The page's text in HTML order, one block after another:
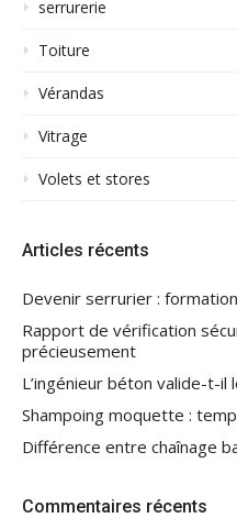
serrurerie
Toiture
Vérandas
Vitrage
Volets et stores
Articles récents
Devenir serrurier :
Rapport de vérification
précieusement
L’ingénieur béton valide-t-il
Shampoing moquette :
Différence entre chaînage
Commentaires récents